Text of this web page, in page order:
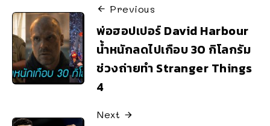
Previous
พ่อฮอปเปอร์ David Harbour
น้ำหนักลดไปเกือบ 30 กิโลกรัม
ช่วงถ่ายทำ Stranger Things
4
Next